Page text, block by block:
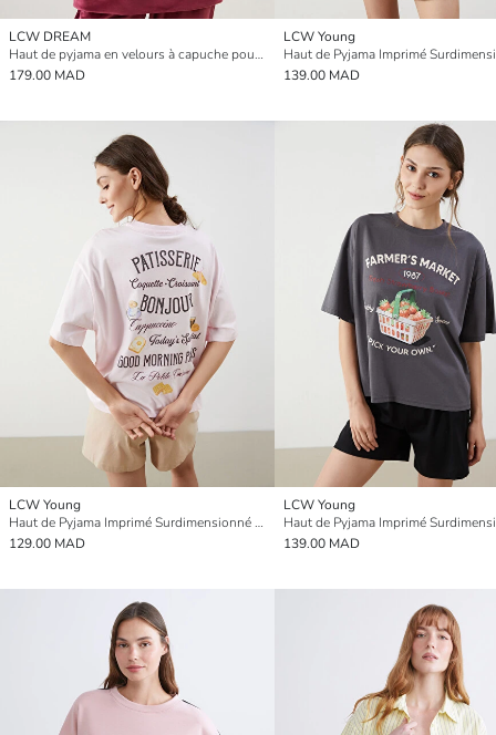
LCW DREAM
Haut de pyjama en velours à capuche pour Femmes
179.00 MAD
LCW Young
139.00 MAD
LCW Young
Haut de Pyjama Imprimé Surdimensionné pour Femmes Col Rond
129.00 MAD
LCW Young
139.00 MAD